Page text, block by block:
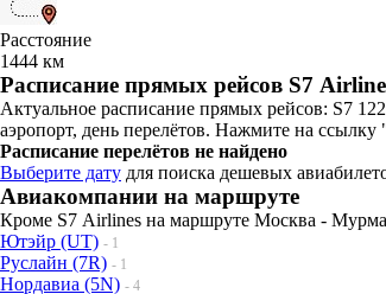
Расстояние
1444 км
Расписание прямых рейсов S7
Актуальное расписание прямых рейсов: S7
аэропорт, день перелётов. Нажмите на
Расписание перелётов не найдено
Выберите дату для поиска дешевых
Авиакомпании на маршруте
Кроме S7 Airlines на маршруте Москва -
Ютэйр (UT) - 1
Руслайн (7R) - 1
Нордавиа (5N) - 4